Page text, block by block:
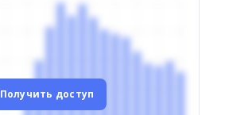
Получить доступ